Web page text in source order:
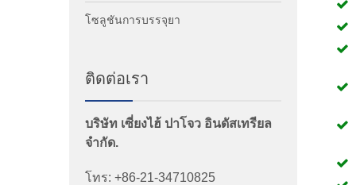
โซลูชันการบรรจุยา
ติดต่อเรา
บริษัท เซี่ยงไฮ้ ปาโจว อินดัสเทรียล
จำกัด.
โทร: +86-21-34710825